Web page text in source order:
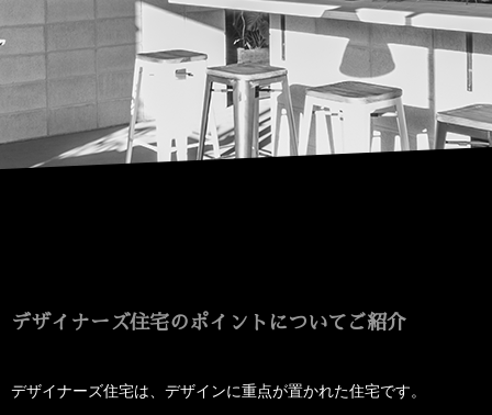
デザイナーズ住宅のポイントについてご紹介
デザイナーズ住宅は、デザインに重点が置かれた住宅です。